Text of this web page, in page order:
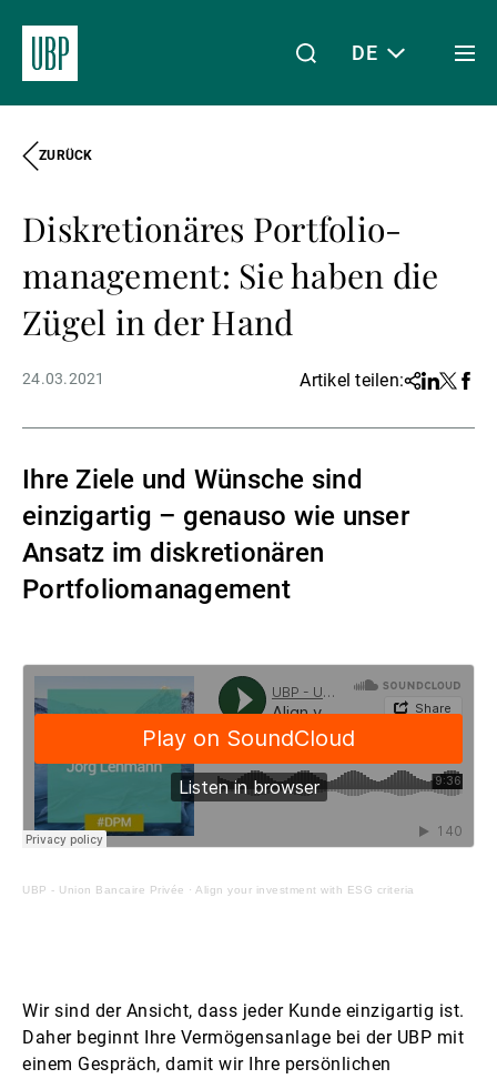
Über uns
Externe Vermögensverwalter
Kontakte
DE
ZURÜCK
Diskretionäres Portfolio-
management: Sie haben die
Zügel in der Hand
24.03.2021 Artikel teilen:Share
Linkedin
Twitter
Ihre Ziele und Wünsche sind
einzigartig – genauso wie unser
Ansatz im diskretionären
Portfoliomanagement
UBP - Union Bancaire Privée · Align your investment with ESG criteria
Wir sind der Ansicht, dass jeder Kunde einzigartig ist.
Daher beginnt Ihre Vermögensanlage bei der UBP mit
einem Gespräch, damit wir Ihre persönlichen